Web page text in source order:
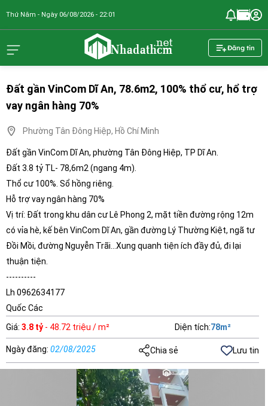
Thứ Năm - Ngày 06/08/2026 - 22:01
Đăng tin
Đất gần VinCom Dĩ An, 78.6m2, 100% thổ cư, hổ trợ
vay ngân hàng 70%
Phường Tân Đông Hiệp, Hồ Chí Minh
Đất gần VinCom Dĩ An, phường Tân Đông Hiệp, TP Dĩ An.
Đất 3.8 tỷ TL- 78,6m2 (ngang 4m).
Thổ cư 100%. Sổ hồng riêng.
Hỗ trợ vay ngân hàng 70%
Vị trí: Đất trong khu dân cư Lê Phong 2, mặt tiền đường rộng 12m
có vỉa hè, kế bên VinCom Dĩ An, gần đường Lý Thường Kiệt, ngã tư
Đồi Mồi, đường Nguyễn Trãi…Xung quanh tiện ích đầy đủ, đi lại
thuận tiện.
----------
Lh 0962634177
Quốc Các
Giá: 3.8 tỷ - 48.72 triệu / m² Diện tích:78m²
Ngày đăng: 02/08/2025 Chia sẻ Lưu tin